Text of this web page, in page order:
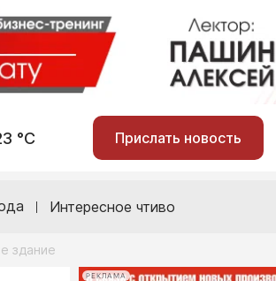
°С Прислать новость
Интересное чтиво
здание
РЕКЛАМА